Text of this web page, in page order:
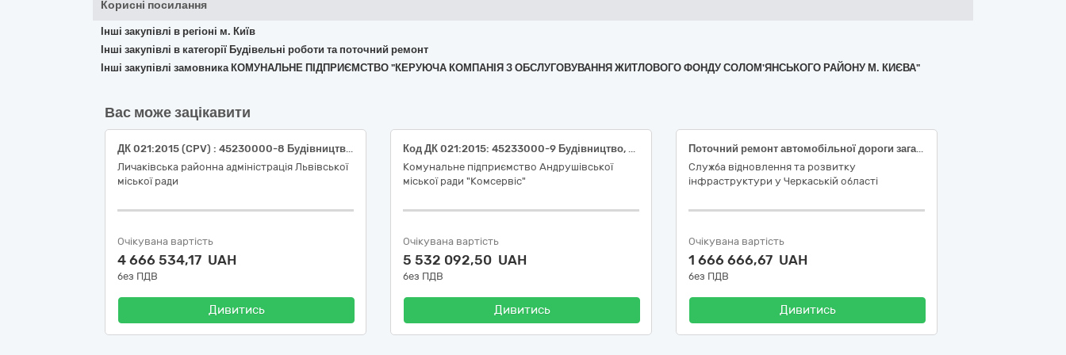
Корисні посилання
Інші закупівлі в регіоні м. Київ
Інші закупівлі в категорії Будівельні роботи та поточний ремонт
Інші закупівлі замовника КОМУНАЛЬНЕ ПІДПРИЄМСТВО "КЕРУЮЧА КОМПАНІЯ З ОБСЛУГОВУВАННЯ ЖИТЛОВОГО ФОНДУ СОЛОМ'ЯНСЬКОГО РАЙОНУ М. КИЄВА"
Вас може зацікавити
ДК 021:2015 (CPV) : 45230000-8 Будівництво трубопроводів, ліній зв’язку та електропередач, шосе, доріг, аеродромів і залізничних доріг; вирівнювання поверхонь (Утримання вулично-дорожньої мережі, а саме: поточний ремонт вулично-дорожньої мережі Личаківського району м.Львова, м.Винники, с.Лисиничі, с.Підбірці)
Личаківська районна адміністрація Львівської
міської ради
Очікувана вартість
4 666 534,17 UAH
без ПДВ
Дивитись
Код ДК 021:2015: 45233000-9 Будівництво, влаштовування фундаменту та покриття шосе, доріг
Комунальне підприємство Андрушівської
міської ради "Комсервіс"
Очікувана вартість
5 532 092,50 UAH
без ПДВ
Дивитись
Поточний ремонт автомобільної дороги загального користування державного значення Т-24-12 Софіївка – Драбів км 0+000 – км 15+000 (окремими ділянками). ДК 021:2015: 45230000-8: Будівництво трубопроводів, ліній зв’язку та електропередач, шосе, доріг, аеродромів і залізничних доріг; вирівнювання поверхонь
Служба відновлення та розвитку
інфраструктури у Черкаській області
Очікувана вартість
1 666 666,67 UAH
без ПДВ
Дивитись